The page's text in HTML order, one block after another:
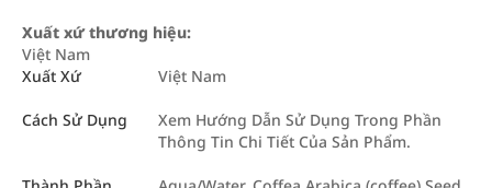
Xuất xứ thương hiệu:
Việt Nam
Xuất Xứ
Việt Nam
Cách Sử Dụng
Xem Hướng Dẫn Sử Dụng Trong Phần
Thông Tin Chi Tiết Của Sản Phẩm.